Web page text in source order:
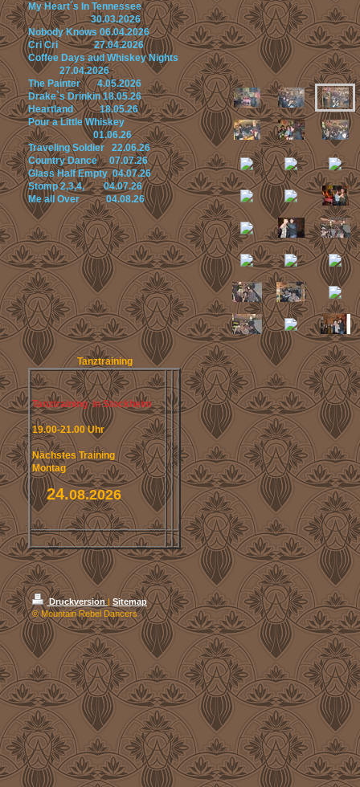
My Heart´s In Tennessee
30.03.2026
Nobody Knows 06.04.2026
Cri Cri 27.04.2026
Coffee Days aud Whiskey Nights
27.04.2026
The Painter 4.05.2026
Drake`s Drinkin 18.05.26
Heartland 18.05.26
Pour a Little Whiskey
01.06.26
Traveling Soldier 22.06.26
Country Dance 07.07.26
Glass Half Empty 04.07.26
Stomp 2,3,4, 04.07.26
Me all Over 04.08.26
Tanztraining
Tanztraining in Stockheim
19.00-21.00 Uhr
Nächstes Training
Montag
24.08.2026
Druckversion| Sitemap
© Mountain Rebel Dancers